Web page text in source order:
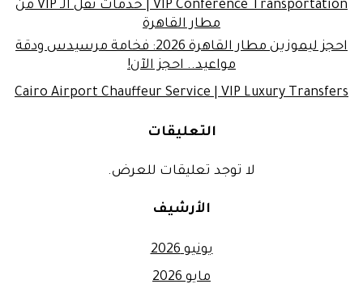
VIP Conference Transportation | خدمات نقل الـ VIP من
مطار القاهرة
احجز ليموزين مطار القاهرة 2026: فخامة مرسيدس ودقة
مواعيد.. احجز الآن!
Cairo Airport Chauffeur Service | VIP Luxury Transfers
التعليقات
لا توجد تعليقات للعرض.
الأرشيف
يونيو 2026
مايو 2026